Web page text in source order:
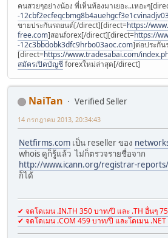
คนสวยๆอย่างน้อง พี่เห็นท้องมาเยอะ..เหอะๆ
-
ขายประกันรถยนต์[/direct][direct=https://
free.com]สอนforex[/direct][direct=https://
-12c3bbdobk3dfc9hrbo03aoc.com]ต่อประกัน
[direct=https://www.tradesabai.com/
สมัครเปิดบัญชีforexใหม่ล่าสุด[/direct]
NaiTan
Verified Seller
14 กรกฎาคม 2013, 20:34:43
Netfirms.com เป็น reseller ของ
whois ดูก็รู้แล้ว ไม่ก็ตรวจรายชื่อจาก
http://www.icann.org/registrar-
ก็ได้
✔ จดโดเมน .IN.TH 350 บาท/ปี และ .TH อื่นๆ
✔ จดโดเมน .COM 459 บาท/ปี และโดเมน